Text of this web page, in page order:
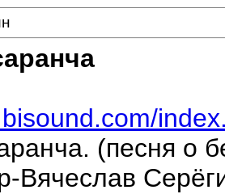
(песня о
Вячеслав